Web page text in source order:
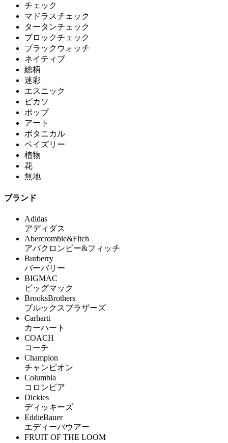
チェック
マドラスチェック
タータンチェック
ブロックチェック
ブラックウォッチ
ネイティブ
総柄
迷彩
エスニック
ピカソ
ポップ
アート
ボタニカル
ペイズリー
植物
花
無地
ブランド
Adidas
アディダス
Abercrombie&Fitch
アバクロンビー&フィッチ
Burberry
バーバリー
BIGMAC
ビッグマック
BrooksBrothers
ブルックスブラザーズ
Carhartt
カーハート
COACH
コーチ
Champion
チャンピオン
Columbia
コロンビア
Dickies
ディッキーズ
EddieBauer
エディーバウアー
FRUIT OF THE LOOM